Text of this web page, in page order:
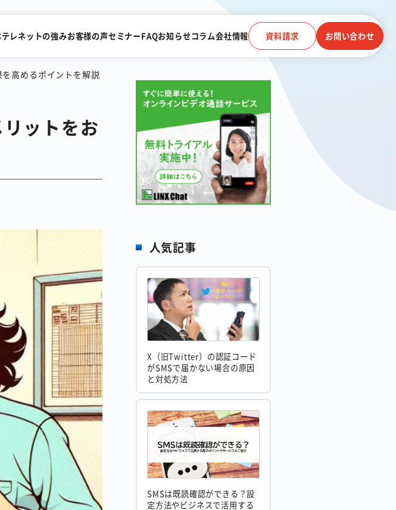
テレネットの強みお客様の声セミナーFAQお知らせコラム会社情報 資料請求 お問い合わせ
電子帳簿保存法に対応
クラウドストレージ
電話連動
高めるポイントを解説
ットをお
人気記事
X（旧Twitter）の認証コード
がSMSで届かない場合の原因
と対処方法
SMSは既読確認ができる？設
定方法やビジネスで活用する